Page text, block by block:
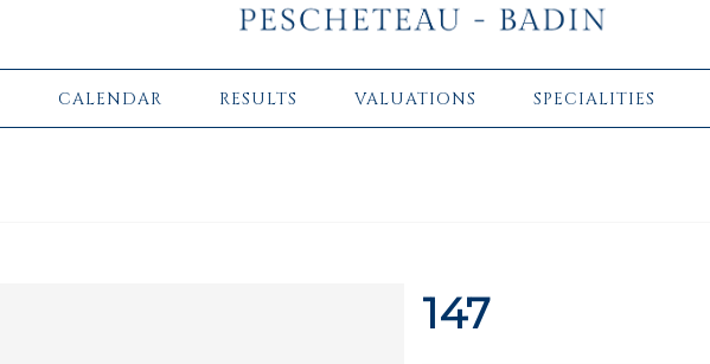
CALENDAR RESULTS VALUATIONS SPECIALITIES
147